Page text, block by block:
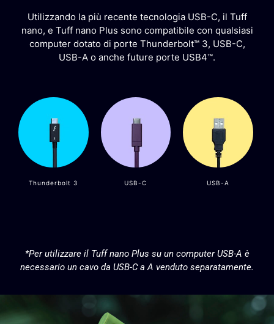
Utilizzando la più recente tecnologia USB-C, il Tuff
nano, e Tuff nano Plus sono compatibile con qualsiasi
computer dotato di porte Thunderbolt™ 3, USB-C,
USB-A o anche future porte USB4™.
Thunderbolt 3 USB-C USB-A
*Per utilizzare il Tuff nano Plus su un computer USB-A è
necessario un cavo da USB-C a A venduto separatamente.